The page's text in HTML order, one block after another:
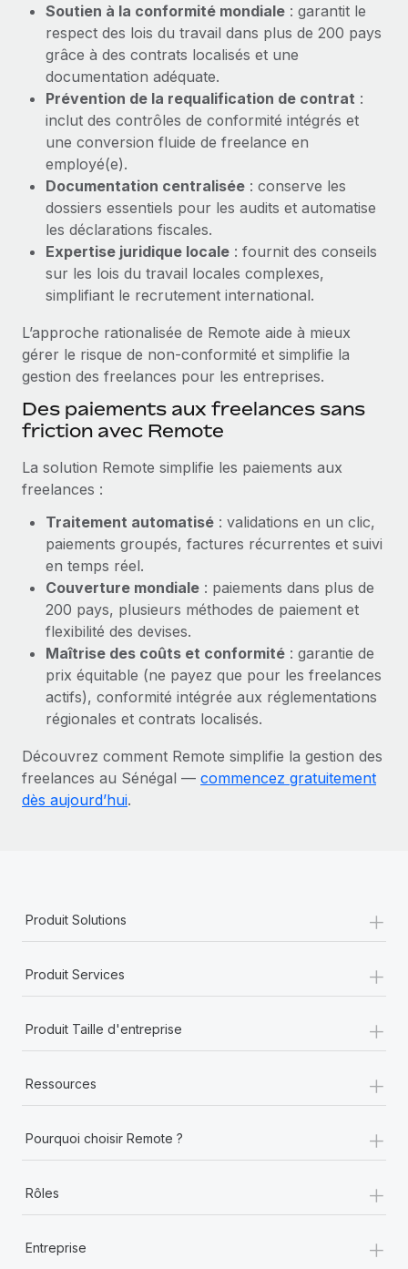
Achetez et suivez vos équipements informatiques
dans le monde entier
Création d’entité
Établissez des entités rapidement et en toute
conformité
Mobilité et déménagement international
Organisez facilement le déménagement de vos
employés
Avantages sociaux
Gérez facilement les avantages sociaux
Taxes
Explorer le blog
BLOG
Mises à jour des produits de Remote :
Intégrations Gusto et Xero et Gestion des
freelances Plus
Remote a toujours pour mission d'aider les entreprises de
toute taille à embaucher, gérer et payer...
En savoir plus
Comment Phiture gère ses 55 employés
répartis dans 19 pays grâce à Remote
Phiture, un leader notable du conseil en matière de
croissance mobile internationale, encourage les...
En savoir plus
Soutien à la conformité mondiale : garantit le
respect des lois du travail dans plus de 200 pays
grâce à des contrats localisés et une
documentation adéquate.
Prévention de la requalification de contrat :
inclut des contrôles de conformité intégrés et
une conversion fluide de freelance en
employé(e).
Documentation centralisée : conserve les
dossiers essentiels pour les audits et automatise
les déclarations fiscales.
Expertise juridique locale : fournit des conseils
sur les lois du travail locales complexes,
simplifiant le recrutement international.
L’approche rationalisée de Remote aide à mieux
gérer le risque de non‑conformité et simplifie la
gestion des freelances pour les entreprises.
Des paiements aux freelances sans
friction avec Remote
La solution Remote simplifie les paiements aux
freelances :
Traitement automatisé : validations en un clic,
paiements groupés, factures récurrentes et suivi
en temps réel.
Couverture mondiale : paiements dans plus de
200 pays, plusieurs méthodes de paiement et
flexibilité des devises.
Maîtrise des coûts et conformité : garantie de
prix équitable (ne payez que pour les freelances
actifs), conformité intégrée aux réglementations
régionales et contrats localisés.
Découvrez comment Remote simplifie la gestion des
freelances au Sénégal — commencez gratuitement
dès aujourd’hui.
Produit Solutions +
Produit Services +
Produit Taille d'entreprise +
Ressources +
Pourquoi choisir Remote ? +
Rôles +
Entreprise +